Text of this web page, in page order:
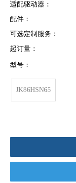
适配驱动器：
配件：
可选定制服务：
起订量：
型号：
JK86HSN65